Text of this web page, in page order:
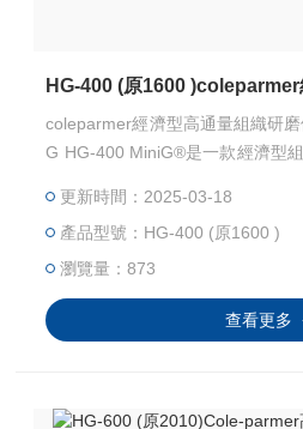
coleparmer經濟型高通量組織研
G HG-400 MiniG®是一款經濟
品。該儀器用于通過將
織、鋼球和緩沖劑一起垂直
酸、蛋白質和其他成分的樣
用各類研磨瓶代替滴定板。
更新時間：2025-03-18
產品型號：HG-400 (原1600 )
瀏覽量：873
查看更多